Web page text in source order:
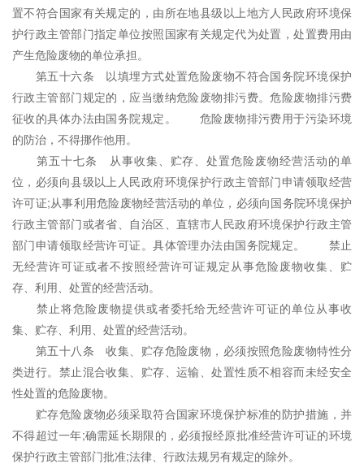
置不符合国家有关规定的，由所在地县级以上地方人民政府环境保
护行政主管部门指定单位按照国家有关规定代为处置，处置费用由
产生危险废物的单位承担。
第五十六条 以填埋方式处置危险废物不符合国务院环境保护
行政主管部门规定的，应当缴纳危险废物排污费。危险废物排污费
征收的具体办法由国务院规定。 危险废物排污费用于污染环境
的防治，不得挪作他用。
第五十七条 从事收集、贮存、处置危险废物经营活动的单
位，必须向县级以上人民政府环境保护行政主管部门申请领取经营
许可证;从事利用危险废物经营活动的单位，必须向国务院环境保护
行政主管部门或者省、自治区、直辖市人民政府环境保护行政主管
部门申请领取经营许可证。具体管理办法由国务院规定。 禁止
无经营许可证或者不按照经营许可证规定从事危险废物收集、贮
存、利用、处置的经营活动。
禁止将危险废物提供或者委托给无经营许可证的单位从事收
集、贮存、利用、处置的经营活动。
第五十八条 收集、贮存危险废物，必须按照危险废物特性分
类进行。禁止混合收集、贮存、运输、处置性质不相容而未经安全
性处置的危险废物。
贮存危险废物必须采取符合国家环境保护标准的防护措施，并
不得超过一年;确需延长期限的，必须报经原批准经营许可证的环境
保护行政主管部门批准;法律、行政法规另有规定的除外。